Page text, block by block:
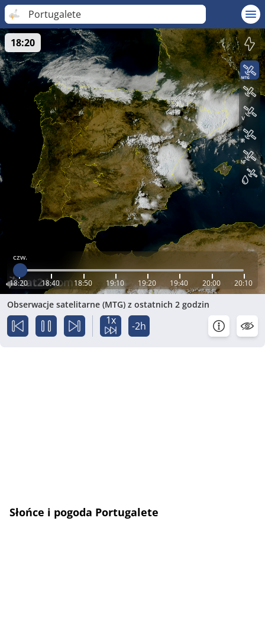
Portugalete
czw.
18:20 18:40 18:50 19:10 19:20 19:40 20:00 20:10
18:20
Obserwacje satelitarne (MTG) z ostatnich 2 godzin
1x -2h
Słońce i pogoda Portugalete